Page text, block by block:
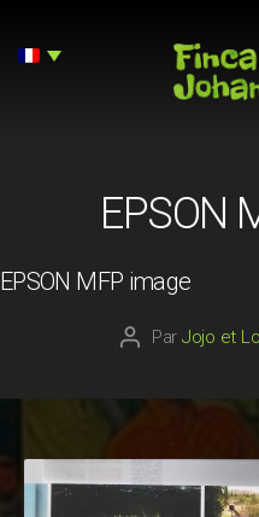
EPSON
EPSON MFP image
Auteur
Par Jojo et